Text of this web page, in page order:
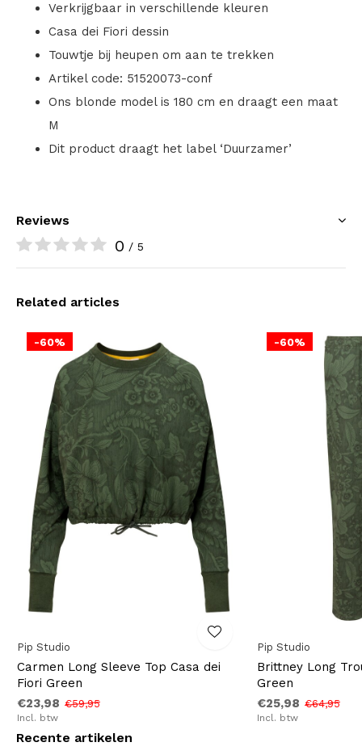
Verkrijgbaar in verschillende kleuren
Casa dei Fiori dessin
Touwtje bij heupen om aan te trekken
Artikel code: 51520073-conf
Ons blonde model is 180 cm en draagt een maat
M
Dit product draagt het label ‘Duurzamer’
Reviews
0 / 5
Related articles
-60%
Pip Studio
Carmen Long Sleeve Top Casa dei
Fiori Green
€23,98 €59,95
Incl. btw
-60%
Pip Studio
Brittney Long
Green
€25,98 €64,95
Incl. btw
Recente artikelen